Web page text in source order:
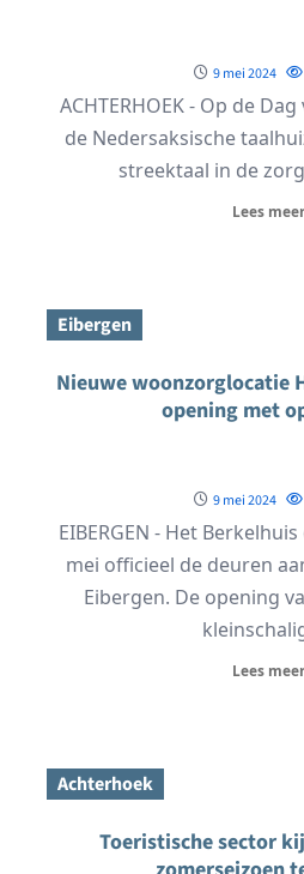
9 mei 2024
ACHTERHOEK - Op de
de Nedersaksische
streektaal in de
Lees meer
Eibergen
Nieuwe woonzorglocatie
opening met
9 mei 2024
EIBERGEN - Het
mei officieel de deuren
Eibergen. De opening
Lees meer
Achterhoek
Toeristische sector